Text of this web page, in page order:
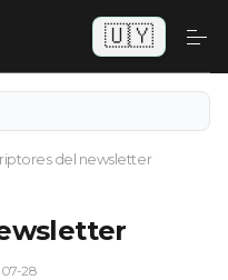
🇺🇾
del newsletter
28